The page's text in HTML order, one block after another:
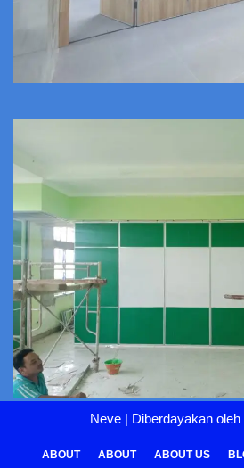
Neve| Diberdayakan oleh
ABOUT ABOUT ABOUT US